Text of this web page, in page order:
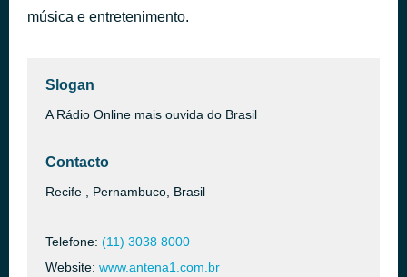
música e entretenimento.
Slogan
A Rádio Online mais ouvida do Brasil
Contacto
Recife , Pernambuco, Brasil
Telefone: (11) 3038 8000
Website: www.antena1.com.br